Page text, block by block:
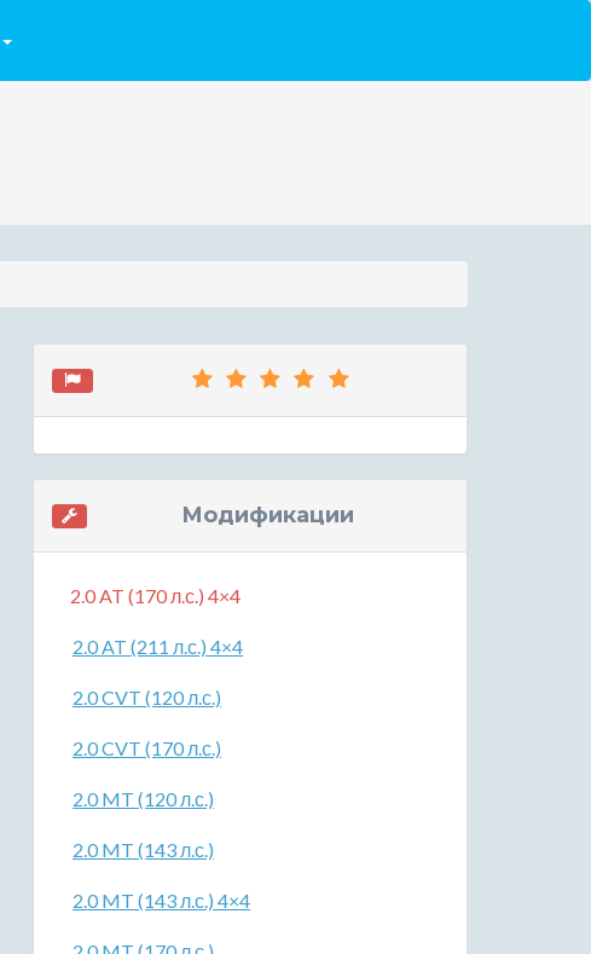
Модификации
2.0 AT (170 л.с.) 4×4
2.0 AT (211 л.с.) 4×4
2.0 CVT (120 л.с.)
2.0 CVT (170 л.с.)
2.0 MT (120 л.с.)
2.0 MT (143 л.с.)
2.0 MT (143 л.с.) 4×4